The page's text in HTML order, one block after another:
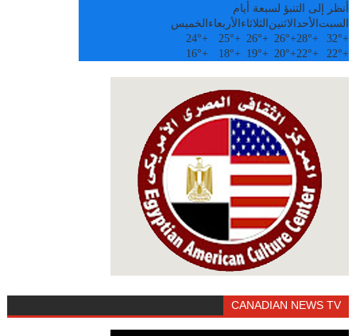
أنظر إلى التنبؤ لسبعة أيام
السبت الأحدالاثنين الثلاثاء الأربعاء الخميس
+
32°
+
28°
+
26°
+
26°
+
25°
+
24°
+
22°
+
22°
+
20°
+
19°
+
18°
+
16°
CANADIAN NEWS TV